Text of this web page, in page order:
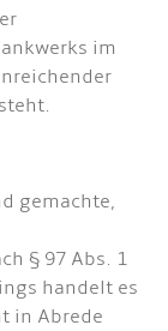
im
gemachte,
§ 97 Abs. 1
handelt es
in Abrede